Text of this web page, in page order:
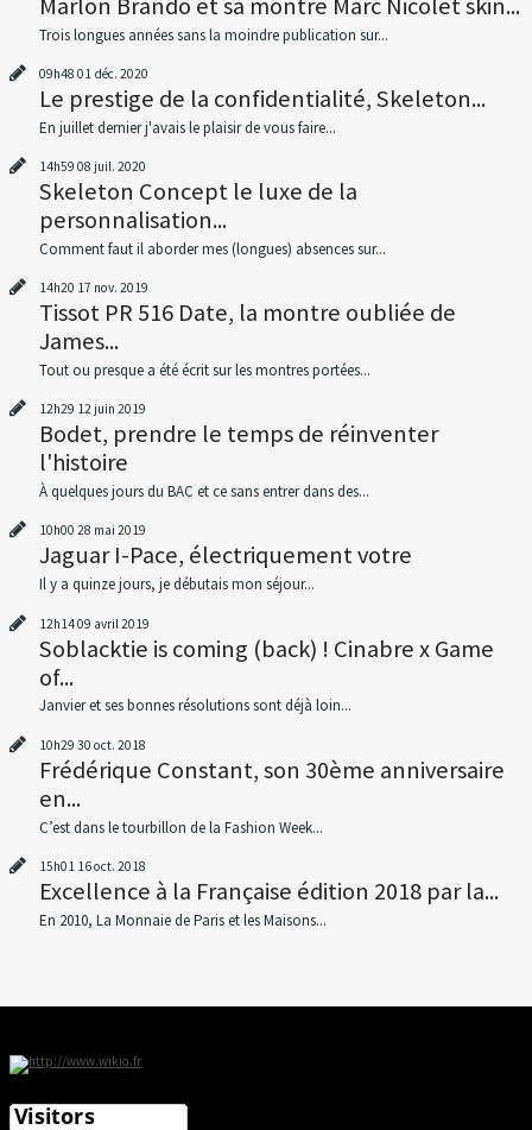
Trois longues années sans la moindre publication sur...
09h48 01 déc. 2020
Le prestige de la confidentialité, Skeleton...
En juillet dernier j'avais le plaisir de vous faire...
14h59 08 juil. 2020
Skeleton Concept le luxe de la
personnalisation...
Comment faut il aborder mes (longues) absences sur...
14h20 17 nov. 2019
Tissot PR 516 Date, la montre oubliée de
James...
Tout ou presque a été écrit sur les montres portées...
12h29 12 juin 2019
Bodet, prendre le temps de réinventer
l'histoire
À quelques jours du BAC et ce sans entrer dans des...
10h00 28 mai 2019
Jaguar I-Pace, électriquement votre
Il y a quinze jours, je débutais mon séjour...
12h1409 avril 2019
Soblacktie is coming (back) ! Cinabre x Game
of...
Janvier et ses bonnes résolutions sont déjà loin...
10h29 30 oct. 2018
Frédérique Constant, son 30ème anniversaire
en...
C’est dans le tourbillon de la Fashion Week...
15h01 16oct. 2018
Excellence à la Française édition 2018 par la...
En 2010, La Monnaie de Paris et les Maisons...